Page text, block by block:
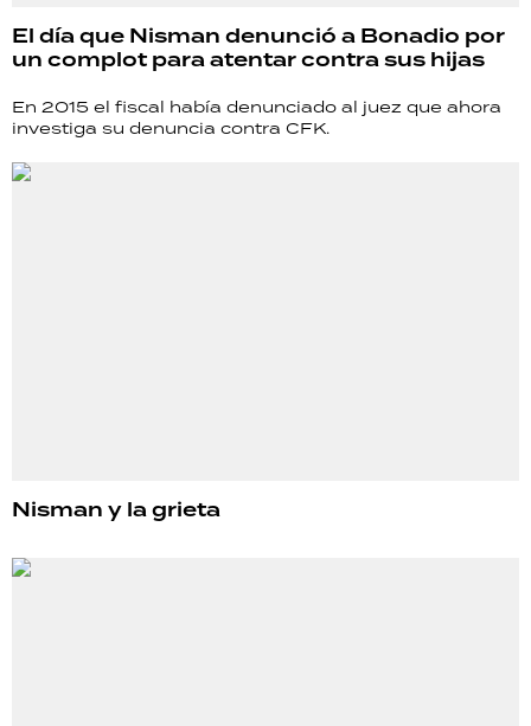
El día que Nisman denunció a Bonadio por
un complot para atentar contra sus hijas
En 2015 el fiscal había denunciado al juez que ahora
investiga su denuncia contra CFK.
Nisman y la grieta